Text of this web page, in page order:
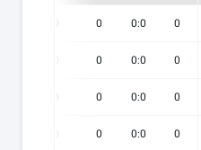
0
0:0
0
0
0:0
0
0
0:0
0
0
0:0
0